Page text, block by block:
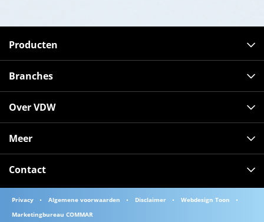
Producten
Branches
Over VDW
Meer
Contact
Privacy Algemene voorwaarden Disclaimer
Webdesign Toon
Marketingbureau COMMAR